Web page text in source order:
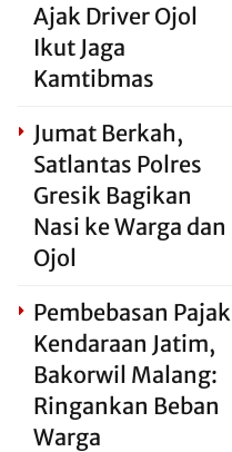
Ajak Driver Ojol
Ikut Jaga
Kamtibmas
Jumat Berkah,
Satlantas Polres
Gresik Bagikan
Nasi ke Warga dan
Ojol
Pembebasan Pajak
Kendaraan Jatim,
Bakorwil Malang:
Ringankan Beban
Warga